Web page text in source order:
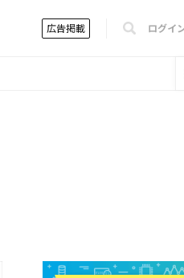
広告掲載 ログイ